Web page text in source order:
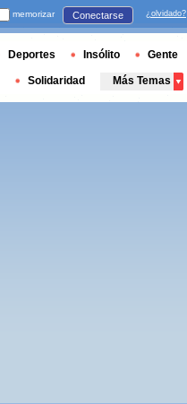
memorizar Conectarse ¿olvidado?
Deportes Insólito Gente
Solidaridad Más Temas